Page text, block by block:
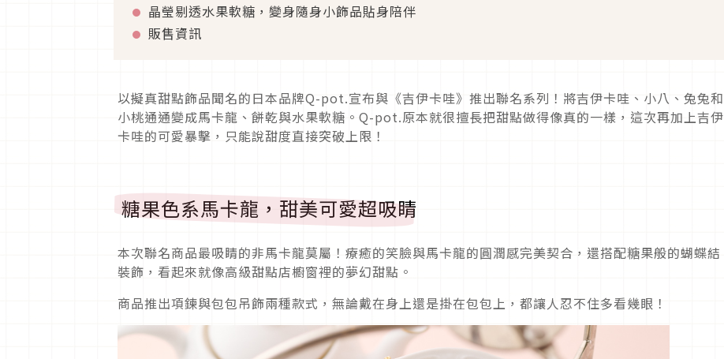
晶瑩剔透水果軟糖，變身隨身小飾品貼身陪伴
販售資訊
以擬真甜點飾品聞名的日本品牌Q-pot.宣布與《吉伊卡哇》推出聯名系列！將吉伊卡哇、小八、兔兔和
小桃通通變成馬卡龍、餅乾與水果軟糖。Q-pot.原本就很擅長把甜點做得像真的一樣，這次再加上吉伊
卡哇的可愛暴擊，只能說甜度直接突破上限！
糖果色系馬卡龍，甜美可愛超吸睛
本次聯名商品最吸睛的非馬卡龍莫屬！療癒的笑臉與馬卡龍的圓潤感完美契合，還搭配糖果般的蝴蝶結
裝飾，看起來就像高級甜點店櫥窗裡的夢幻甜點。
商品推出項鍊與包包吊飾兩種款式，無論戴在身上還是掛在包包上，都讓人忍不住多看幾眼！